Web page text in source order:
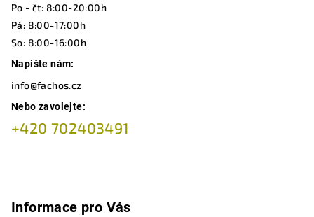
Po - čt: 8:00-20:00h
Pá: 8:00-17:00h
So: 8:00-16:00h
Napište nám:
info@fachos.cz
Nebo zavolejte:
+420 702403491
Informace pro Vás